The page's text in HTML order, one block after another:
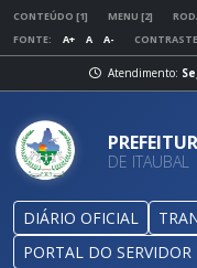
CONTEÚDO [1] MENU [2]
FONTE:
A+ A A-
Atendimento:
DE ITAUBAL
DIÁRIO OFICIAL
PORTAL DO SERVIDOR